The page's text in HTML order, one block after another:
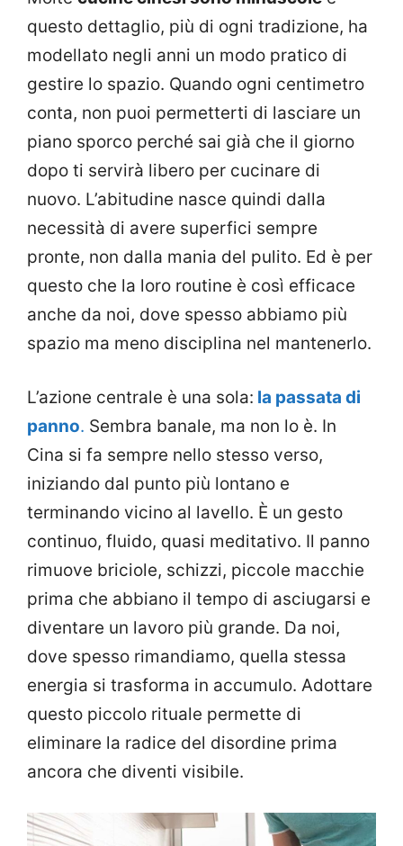
questo dettaglio, più di ogni tradizione, ha
modellato negli anni un modo pratico di
gestire lo spazio. Quando ogni centimetro
conta, non puoi permetterti di lasciare un
piano sporco perché sai già che il giorno
dopo ti servirà libero per cucinare di
nuovo. L’abitudine nasce quindi dalla
necessità di avere superfici sempre
pronte, non dalla mania del pulito. Ed è per
questo che la loro routine è così efficace
anche da noi, dove spesso abbiamo più
spazio ma meno disciplina nel mantenerlo.
L’azione centrale è una sola: la passata di
panno. Sembra banale, ma non lo è. In
Cina si fa sempre nello stesso verso,
iniziando dal punto più lontano e
terminando vicino al lavello. È un gesto
continuo, fluido, quasi meditativo. Il panno
rimuove briciole, schizzi, piccole macchie
prima che abbiano il tempo di asciugarsi e
diventare un lavoro più grande. Da noi,
dove spesso rimandiamo, quella stessa
energia si trasforma in accumulo. Adottare
questo piccolo rituale permette di
eliminare la radice del disordine prima
ancora che diventi visibile.